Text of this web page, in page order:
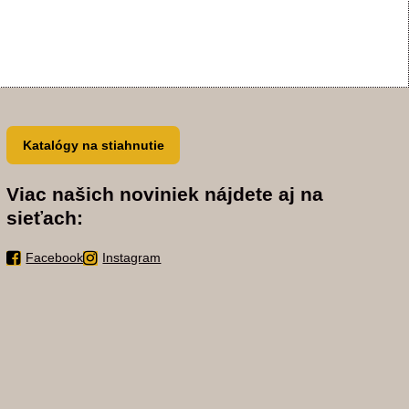
Katalógy na stiahnutie
Viac našich noviniek nájdete aj na
sieťach:
Facebook Instagram